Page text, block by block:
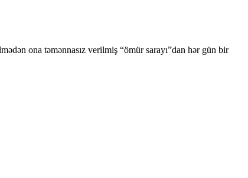
ona təmənnasız verilmiş “ömür sarayı”dan hər gün bir